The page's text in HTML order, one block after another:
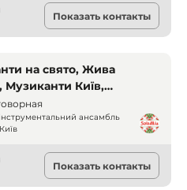
Показать контакты
на свято, Жива
Музиканти Київ,
пісні, Інструментальні
ансамбль
Показать контакты